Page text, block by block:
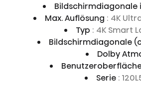
Bildschirmdiagonale
Max. Auflösung : 4K
Typ : 4K Smart
Bildschirmdiagonale
Dolby
Serie :